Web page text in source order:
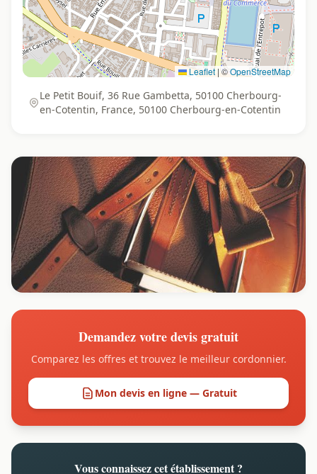
Leaflet |©OpenStreetMap
Le Petit Bouif, 36 Rue Gambetta, 50100 Cherbourg-
en-Cotentin, France, 50100 Cherbourg-en-Cotentin
Demandez votre devis gratuit
Comparez les offres et trouvez le meilleur cordonnier.
Mon devis en ligne — Gratuit
Vous connaissez cet établissement ?